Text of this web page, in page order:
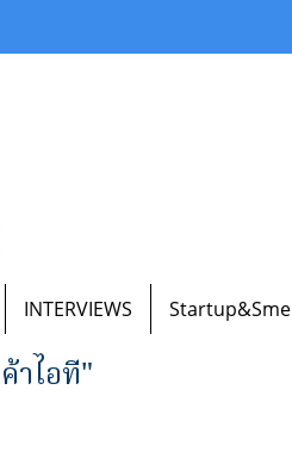
INTERVIEWS Startup&Sme
าไอที"